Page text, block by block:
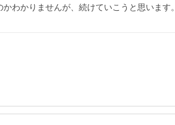
わかりませんが、続けていこうと思います。